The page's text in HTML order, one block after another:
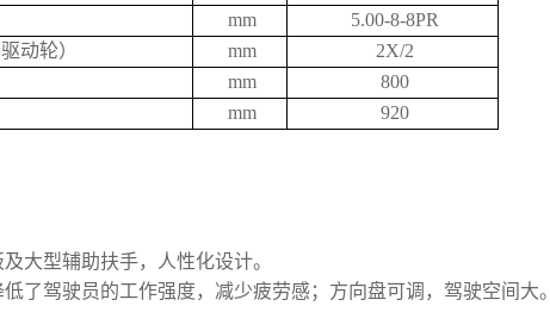
mm
5.00-8-8PR
动轮） mm
2X/2
mm
800
mm 920
大型辅助扶手，人性化设计。
了驾驶员的工作强度，减少疲劳感；方向盘可调，驾驶空间大。